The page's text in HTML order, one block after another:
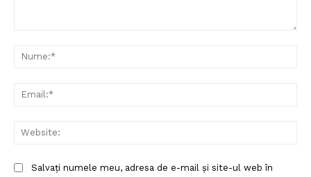
Salvați numele meu, adresa de e-mail și site-ul web în